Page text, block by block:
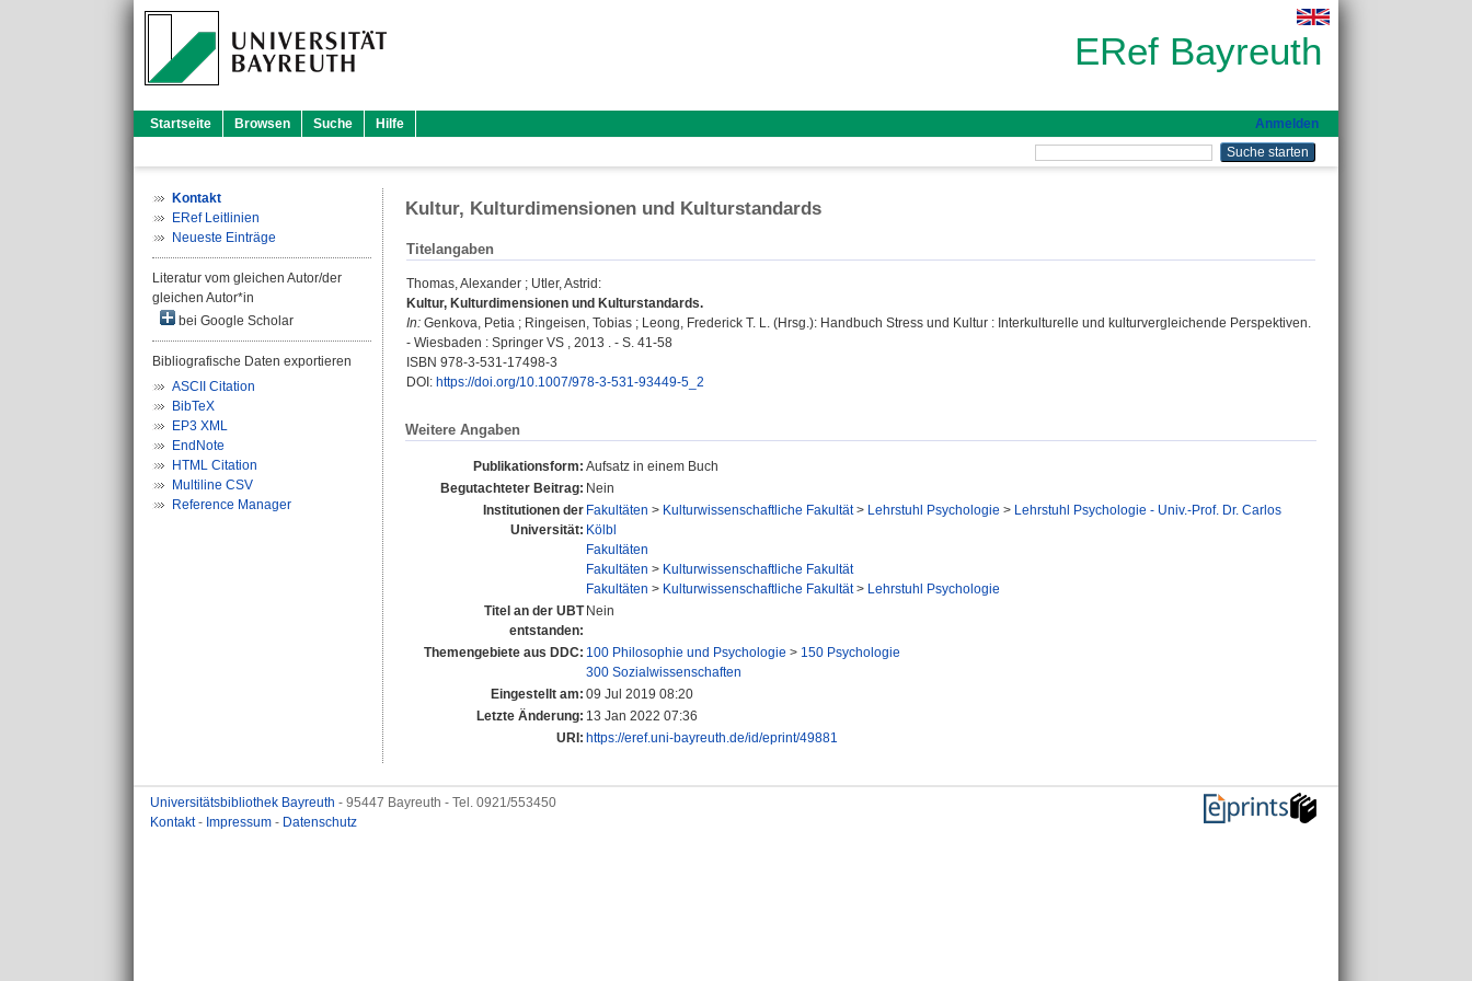
ERef Bayreuth
Startseite Browsen Suche Hilfe Anmelden
Kontakt
ERef Leitlinien
Neueste Einträge
Literatur vom gleichen Autor/der
gleichen Autor*in
bei Google Scholar
Bibliografische Daten exportieren
ASCII Citation
BibTeX
EP3 XML
EndNote
HTML Citation
Multiline CSV
Reference Manager
Kultur, Kulturdimensionen und Kulturstandards
Titelangaben
Thomas, Alexander ; Utler, Astrid :
Kultur, Kulturdimensionen und Kulturstandards.
In: Genkova, Petia ; Ringeisen, Tobias ; Leong, Frederick T. L. (Hrsg.): Handbuch Stress und Kultur : Interkulturelle und kulturvergleichende Perspektiven.
- Wiesbaden : Springer VS , 2013 . - S. 41-58
ISBN 978-3-531-17498-3
DOI: https://doi.org/10.1007/978-3-531-93449-5_2
Weitere Angaben
Publikationsform: Aufsatz in einem Buch
Begutachteter Beitrag: Nein
Institutionen der
Universität:
Fakultäten > Kulturwissenschaftliche Fakultät> Lehrstuhl Psychologie > Lehrstuhl Psychologie - Univ.-Prof. Dr. Carlos
Kölbl
Fakultäten
Fakultäten > Kulturwissenschaftliche Fakultät
Fakultäten > Kulturwissenschaftliche Fakultät> Lehrstuhl Psychologie
Titel an der UBT
entstanden:
Nein
Themengebiete aus DDC: 100 Philosophie und Psychologie > 150 Psychologie
300 Sozialwissenschaften
Eingestellt am: 09 Jul 2019 08:20
Letzte Änderung: 13 Jan 2022 07:36
URI: https://eref.uni-bayreuth.de/id/eprint/49881
Universitätsbibliothek Bayreuth - 95447 Bayreuth - Tel. 0921/553450
Kontakt- Impressum - Datenschutz